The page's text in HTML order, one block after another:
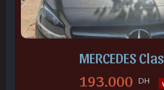
MERCEDES
193.000 DH